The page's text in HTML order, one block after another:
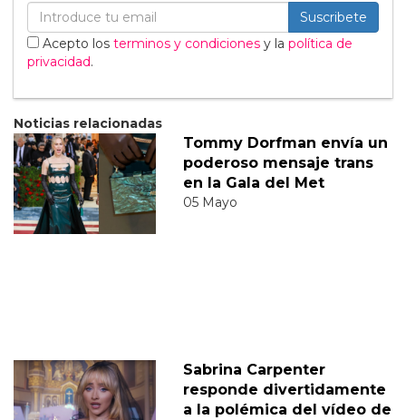
Suscribete
Acepto los terminos y condiciones y la política de
privacidad.
Noticias relacionadas
Tommy Dorfman envía un
poderoso mensaje trans
en la Gala del Met
05 Mayo
Sabrina Carpenter
responde divertidamente
a la polémica del vídeo de